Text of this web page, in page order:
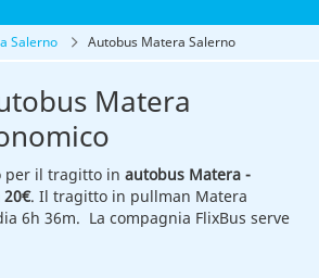
a Salerno Autobus Matera Salerno
Matera
per il tragitto in autobus Matera -
. Il tragitto in pullman Matera
6h 36m. La compagnia FlixBus serve